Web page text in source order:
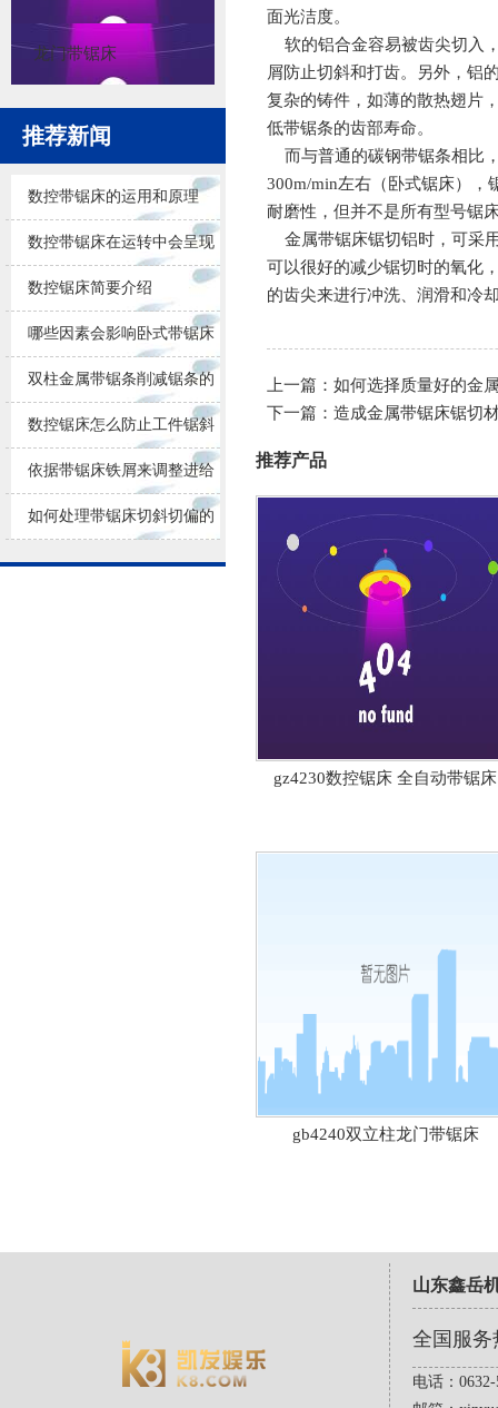
龙门带锯床
推荐新闻
数控带锯床的运用和原理
数控带锯床在运转中会呈现
的问题
数控锯床简要介绍
哪些因素会影响卧式带锯床
锯削的效果
双柱金属带锯条削减锯条的
损耗
数控锯床怎么防止工件锯斜
依据带锯床铁屑来调整进给
量大小
如何处理带锯床切斜切偏的
问题？
面光洁度。
软的铝合金容易被齿尖切入
屑防止切斜和打齿。另外，铝
复杂的铸件，如薄的散热翅片
低带锯条的齿部寿命。
而与普通的碳钢带锯条相比
300m/min左右（卧式锯床），
耐磨性，但并不是所有型号锯
金属带锯床锯切铝时，可采
可以很好的减少锯切时的氧化
的齿尖来进行冲洗、润滑和冷
上一篇： 如何选择质量好的金
下一篇： 造成金属带锯床锯切
推荐产品
gz4230数控锯床 全自动带锯床
gb4240双立柱龙门带锯床
山东鑫岳
全国服务
电话：0632-